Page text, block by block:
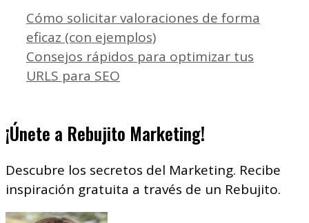
Cómo solicitar valoraciones de forma
eficaz (con ejemplos)
Consejos rápidos para optimizar tus
URLS para SEO
¡Únete a Rebujito Marketing!
Descubre los secretos del Marketing. Recibe
inspiración gratuita a través de un Rebujito.